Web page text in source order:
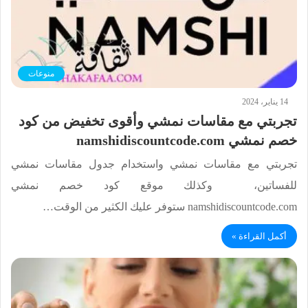
منوعات
14 يناير، 2024
تجربتي مع مقاسات نمشي وأقوى تخفيض من كود
خصم نمشي namshidiscountcode.com
تجربتي مع مقاسات نمشي واستخدام جدول مقاسات نمشي
للفساتين، وكذلك موقع كود خصم نمشي
namshidiscountcode.com ستوفر عليك الكثير من الوقت…
أكمل القراءة »